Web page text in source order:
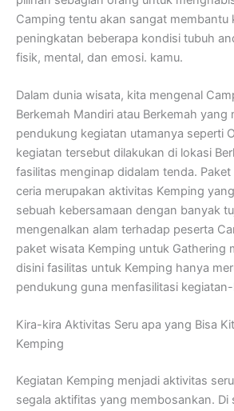
Camping tentu akan sangat membantu
peningkatan beberapa kondisi tubuh
fisik, mental, dan emosi. kamu.
Dalam dunia wisata, kita mengenal
Berkemah Mandiri atau Berkemah yang
pendukung kegiatan utamanya seperti
kegiatan tersebut dilakukan di lokasi
fasilitas menginap didalam tenda.
ceria merupakan aktivitas Kemping
sebuah kebersamaan dengan banyak
mengenalkan alam terhadap peserta
paket wisata Kemping untuk Gathering
disini fasilitas untuk Kemping hanya
pendukung guna menfasilitasi
Kira-kira Aktivitas Seru apa yang Bisa
Kemping
Kegiatan Kemping menjadi aktivitas
segala aktifitas yang membosankan. Di